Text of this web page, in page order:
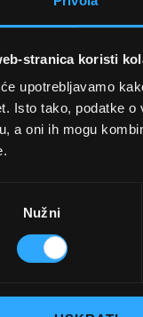
stranica koristi
upotrebljavamo
Isto tako, podatke
a oni ih mogu
Nužni
SITEMAP
O nama
Optika